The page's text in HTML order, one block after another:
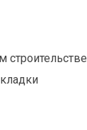
строительстве